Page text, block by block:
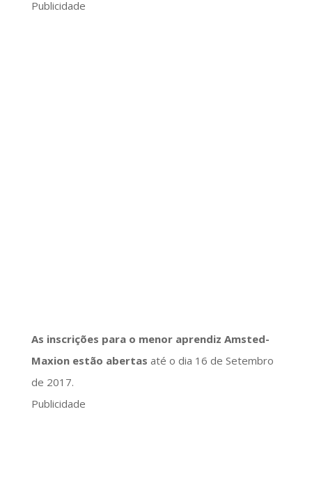
Publicidade
As inscrições para o menor aprendiz Amsted-
Maxion estão abertas até o dia 16 de Setembro
de 2017.
Publicidade